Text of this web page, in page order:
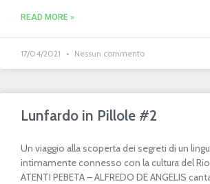
READ MORE »
17/04/2021 Nessun commento
Lunfardo in Pillole #2
Un viaggio alla scoperta dei segreti di un
intimamente connesso con la cultura del
ATENTI PEBETA – ALFREDO DE ANGELIS